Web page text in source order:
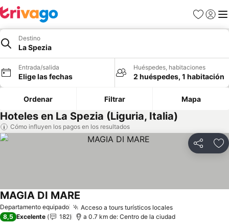
Favoritos
Iniciar
Destino
La Spezia
Entrada/salida
Elige las fechas
Huéspedes, habitaciones
2 huéspedes, 1 habitación
Ordenar Filtrar Mapa
Hoteles en La Spezia (Liguria, Italia)
Cómo influyen los pagos en los resultados
Compartir
Departamento equipado Acceso a tours turísticos localesVer precios
MAGIA DI MARE
8,5 Excelente 182 a 0.7 km de: Centro de la ciudad